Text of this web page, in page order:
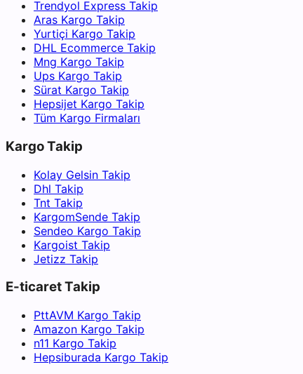
Trendyol Express Takip
Aras Kargo Takip
Yurtiçi Kargo Takip
DHL Ecommerce Takip
Mng Kargo Takip
Ups Kargo Takip
Sürat Kargo Takip
Hepsijet Kargo Takip
Tüm Kargo Firmaları
Kargo Takip
Kolay Gelsin Takip
Dhl Takip
Tnt Takip
KargomSende Takip
Sendeo Kargo Takip
Kargoist Takip
Jetizz Takip
E-ticaret Takip
PttAVM Kargo Takip
Amazon Kargo Takip
n11 Kargo Takip
Hepsiburada Kargo Takip